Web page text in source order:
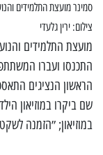
סמינר מועצת התלמידים
צילום: ירין גלעדי
מועצת התלמידים
התכנסו ועברו
הראשון הנציגים
שם ביקרו במוזיאון
במוזיאון; ״הזמנה